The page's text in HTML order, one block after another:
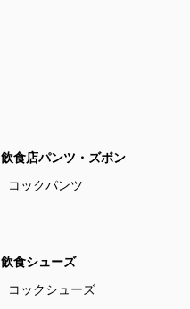
飲食店パンツ・ズボン
コックパンツ
飲食シューズ
コックシューズ